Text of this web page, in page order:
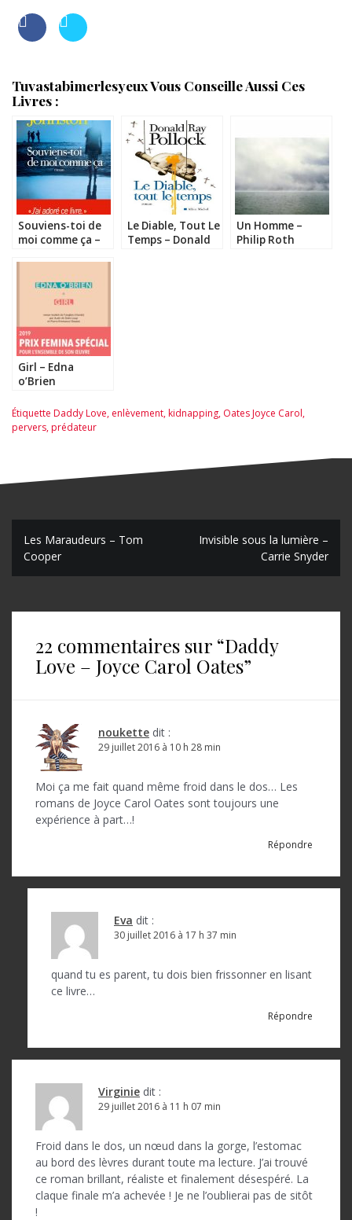
Tuvastabimerlesyeux Vous Conseille Aussi Ces
Livres :
Souviens-toi de
moi comme ça –
Le Diable, Tout Le
Temps – Donald
Un Homme –
Philip Roth
Girl – Edna
o’Brien
Étiquette Daddy Love, enlèvement,kidnapping, Oates Joyce Carol,
pervers,prédateur
N
a
’
e
Les Maraudeurs – Tom
Cooper
Invisible sous la lumière –
Carrie Snyder
22 commentaires sur “Daddy
Love – Joyce Carol Oates”
noukette dit :
29 juillet 2016 à 10 h 28 min
Moi ça me fait quand même froid dans le dos… Les
romans de Joyce Carol Oates sont toujours une
expérience à part…!
Répondre
Eva dit :
30 juillet 2016 à 17 h 37 min
quand tu es parent, tu dois bien frissonner en lisant
ce livre…
Répondre
Virginie dit :
29 juillet 2016 à 11 h 07 min
Froid dans le dos, un nœud dans la gorge, l’estomac
au bord des lèvres durant toute ma lecture. J’ai trouvé
ce roman brillant, réaliste et finalement désespéré. La
claque finale m’a achevée ! Je ne l’oublierai pas de sitôt
!